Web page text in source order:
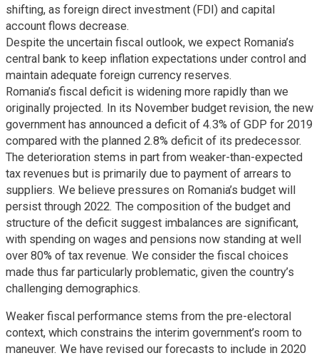
shifting, as foreign direct investment (FDI) and capital
account flows decrease.
Despite the uncertain fiscal outlook, we expect Romania’s
central bank to keep inflation expectations under control and
maintain adequate foreign currency reserves.
Romania’s fiscal deficit is widening more rapidly than we
originally projected. In its November budget revision, the new
government has announced a deficit of 4.3% of GDP for 2019
compared with the planned 2.8% deficit of its predecessor.
The deterioration stems in part from weaker-than-expected
tax revenues but is primarily due to payment of arrears to
suppliers. We believe pressures on Romania’s budget will
persist through 2022. The composition of the budget and
structure of the deficit suggest imbalances are significant,
with spending on wages and pensions now standing at well
over 80% of tax revenue. We consider the fiscal choices
made thus far particularly problematic, given the country’s
challenging demographics.
Weaker fiscal performance stems from the pre-electoral
context, which constrains the interim government’s room to
maneuver. We have revised our forecasts to include in 2020